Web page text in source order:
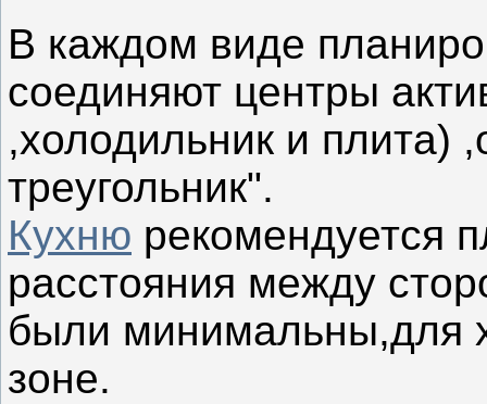
В каждом виде
соединяют центры
,холодильник и плита)
треугольник".
Кухню рекомендуется
расстояния между
были минимальны,для
зоне.